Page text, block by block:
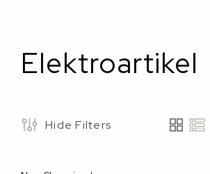
Elektroartikel
View
Hide Filters